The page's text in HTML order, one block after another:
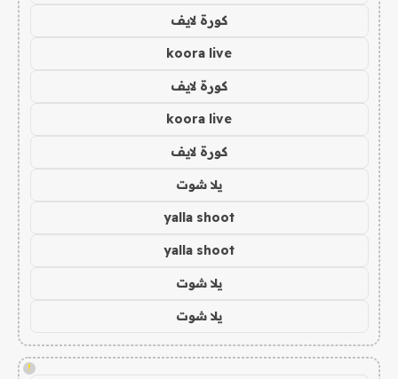
كورة لايف
koora live
كورة لايف
koora live
كورة لايف
يلا شوت
yalla shoot
yalla shoot
يلا شوت
يلا شوت
!